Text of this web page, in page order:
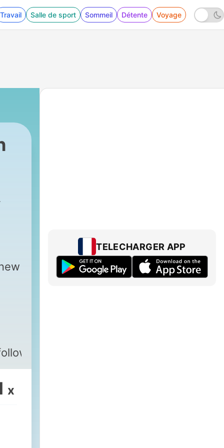
Travail Salle de sport Sommeil Détente Voyage
x
TELECHARGER APP